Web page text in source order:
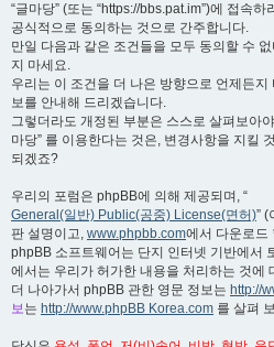
“글마당” (또는 “https://bbs.pat.im”)에 접속
공식적으로 동의하는 것으로 간주합니다.
만일 다음과 같은 조건들을 모두 동의할 수
지 마세요.
우리는 이 조건을 더 나은 방향으로 언제든
보를 안내해 드리겠습니다.
그렇더라도 개정된 부분은 스스로 살펴보아
마당” 를 이용한다는 것은, 변경사항을 지킬
되겠죠?
우리의 포럼은 phpBB에 의해 제공되며, “
General(일반) Public(공중) License(면허)” (
판 설명이고, www.phpbb.com에서 다운로드
phpBB 소프트웨어는 단지 인터넷 기반에서
에서는 우리가 허가한 내용을 처리하는 것에
더 나아가서 phpBB 관한 영문 정보는 http://
보는 http://www.phpBB Korea.com 를 살펴